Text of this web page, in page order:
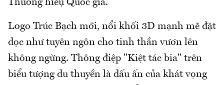
Thương hiệu Quốc gia.
Logo Trúc Bạch mới, nổi khối 3D mạnh mẽ đặt
dọc như tuyên ngôn cho tinh thần vươn lên
không ngừng. Thông điệp "Kiệt tác bia" trên
biểu tượng du thuyền là dấu ấn của khát vọng